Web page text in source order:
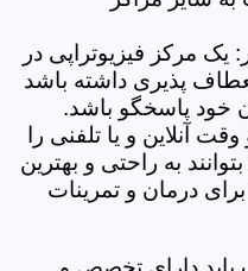
مرکز فیزیوتراپی در
پذیری داشته باشد
خود پاسخگو باشد.
آنلاین و یا تلفنی را
به راحتی و بهترین
درمان و تمرینات